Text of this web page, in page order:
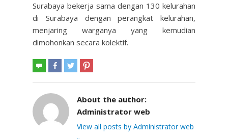
Surabaya bekerja sama dengan 130 kelurahan
di Surabaya dengan perangkat kelurahan,
menjaring warganya yang kemudian
dimohonkan secara kolektif.
About the author:
Administrator web
View all posts by Administrator web